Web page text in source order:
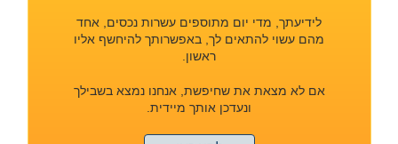
לידיעתך, מדי יום מתוספים עשרות נכסים, אחד
מהם עשוי להתאים לך, באפשרותך להיחשף אליו
ראשון.
אם לא מצאת את שחיפשת, אנחנו נמצא בשבילך
ונעדכן אותך מיידית.